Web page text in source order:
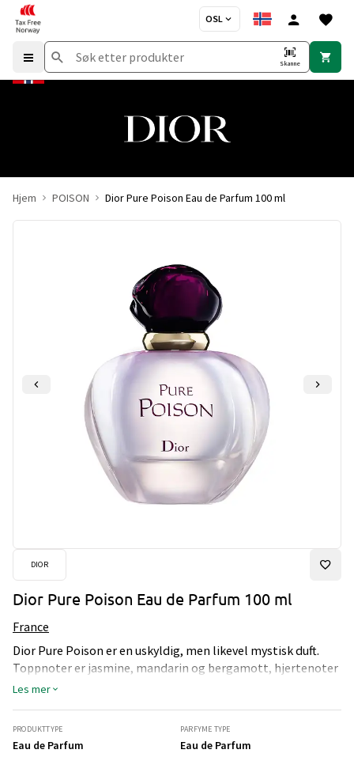
OSL
Skanne
Hjem POISON Dior Pure Poison Eau de Parfum 100 ml
DIOR
Dior Pure Poison Eau de Parfum 100 ml
France
Dior Pure Poison er en uskyldig, men likevel mystisk duft.
Toppnoter er jasmine, mandarin og bergamott, hjertenoter
av appelsinblomst og gardenia, mens bunnen er treaktig.
Les mer
PRODUKTTYPE
Eau de Parfum
PARFYME TYPE
Eau de Parfum